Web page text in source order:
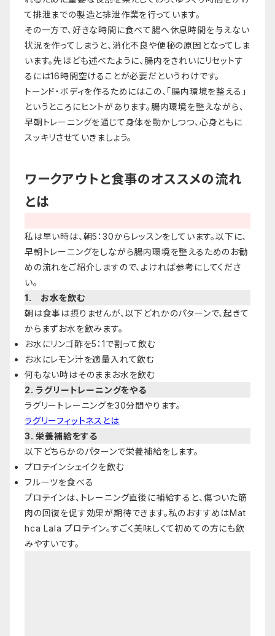
て排泄までの製造と排泄作業を行っています。
その一方で、好きな時間に食べて腸へ休息時間を与えない
状況を作ってしまうと、消化不良や便秘の原因となってしま
います。先ほども述べたように、腸内をきれいにリセットす
るには16時間空けることが必要だというわけです。
トーンド・ボディを作るためにはこの、「腸内環境を整える」
というところにヒントがあります。腸内環境を整えながら、
早朝トレーニングを通じて身体を動かしつつ、心身ともに
スッキリさせていきましょう。
ワークアウトと食事のオススメの流れ
とは
私は早い時は、朝5：30からレッスンをしています。以下に、
早朝トレーニングをしながら腸内環境を整えるためのお勧
めの流れをご紹介しますので、よければ参考にしてくださ
い。
1. お水を飲む
朝は食事は摂りませんが、以下どれかのパターンで、起きて
からまずお水を飲みます。
お水にリンゴ酢を5：1で割って飲む
お水にレモン汁を適量入れて飲む
何もない時はそのままお水を飲む
2. ラグリートレーニングをやる
ラグリートレーニングを30分間やります。
ラグリーフィットネスとは
3. 栄養補給をする
以下どちらかのパターンで栄養補給をします。
プロテインシェイクを飲む
フルーツを食べる
プロテインは、トレーニング直後に補給すると、傷ついた筋
肉の回復を促す効果が期待できます。私のおすすめはMat
hca Lala プロテイン。すごく美味しくて初めての方にも飲
みやすいです。